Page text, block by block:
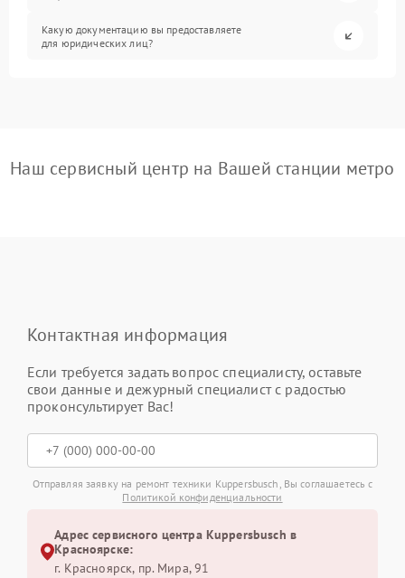
Какую документацию вы предоставляете
для юридических лиц?
Наш сервисный центр на Вашей станции метро
Контактная информация
Если требуется задать вопрос специалисту, оставьте
свои данные и дежурный специалист с радостью
проконсультирует Вас!
Отправляя заявку на ремонт техники Kuppersbusch, Вы соглашаетесь с
Политикой конфиденциальности
Адрес сервисного центра Kuppersbusch в
Красноярске:
г. Красноярск, ​пр. Мира, 91